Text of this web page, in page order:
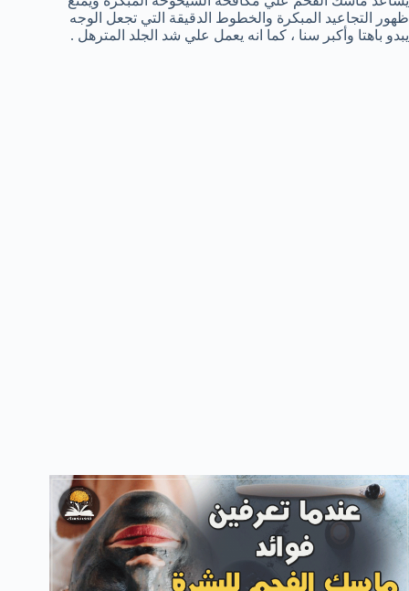
ظهور التجاعيد المبكرة والخطوط الدقيقة التي تجعل الوجه
يبدو باهتا وأكبر سنا ، كما انه يعمل علي شد الجلد المترهل .